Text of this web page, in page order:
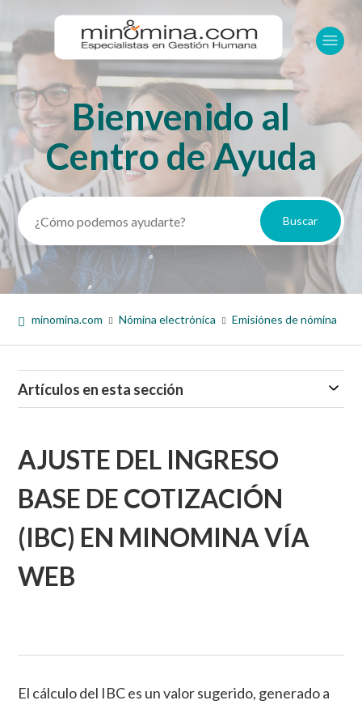
BúsquedaBienvenido al
Centro de Ayuda
minomina.com Nómina electrónica Emisiónes de nómina
Artículos en esta sección
AJUSTE DEL INGRESO
BASE DE COTIZACIÓN
(IBC) EN MINOMINA VÍA
WEB
El cálculo del IBC es un valor sugerido, generado a